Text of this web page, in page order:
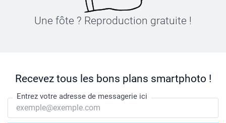
Une fôte ? Reproduction gratuite !
Recevez tous les bons plans smartphoto !
Entrez votre adresse de messagerie ici